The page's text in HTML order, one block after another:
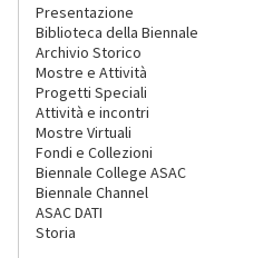
Presentazione
Biblioteca della Biennale
Archivio Storico
Mostre e Attività
Progetti Speciali
Attività e incontri
Mostre Virtuali
Fondi e Collezioni
Biennale College ASAC
Biennale Channel
ASAC DATI
Storia